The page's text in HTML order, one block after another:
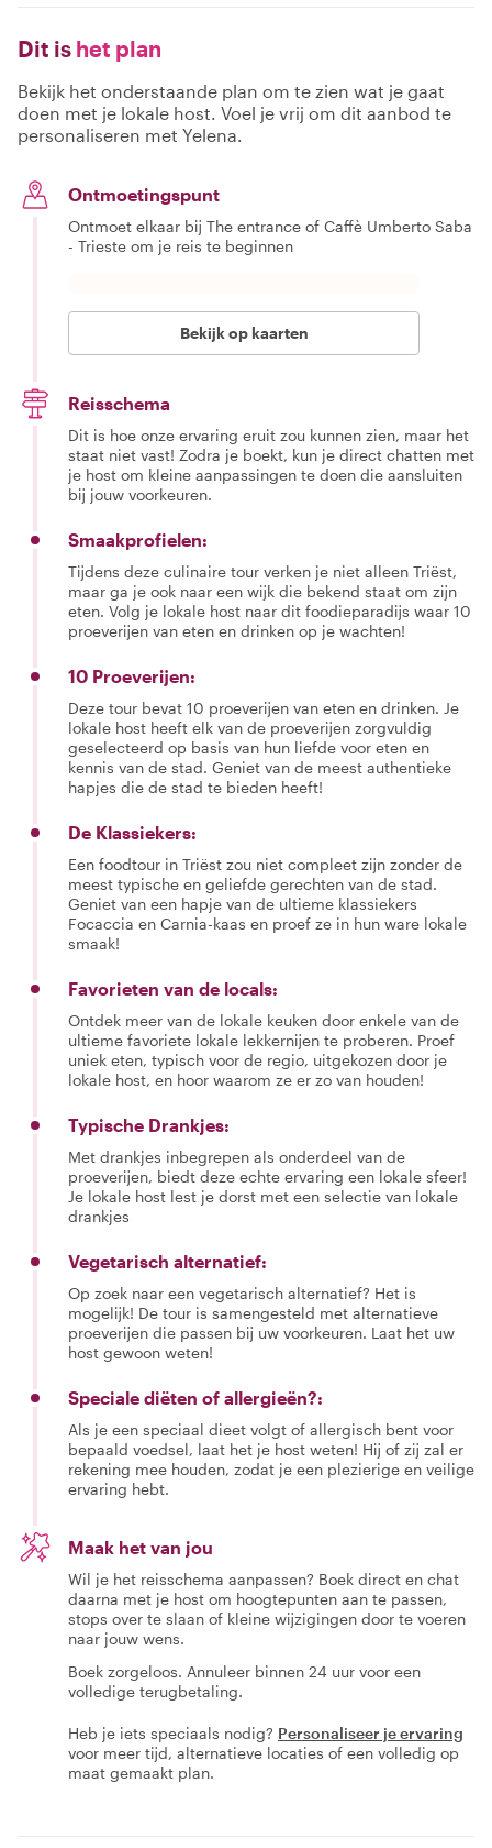
Dit is het plan
Bekijk het onderstaande plan om te zien wat je gaat
doen met je lokale host. Voel je vrij om dit aanbod te
personaliseren met Yelena.
Ontmoetingspunt
Ontmoet elkaar bij The entrance of Caffè Umberto Saba
- Trieste om je reis te beginnen
Bekijk op kaarten
Reisschema
Dit is hoe onze ervaring eruit zou kunnen zien, maar het
staat niet vast! Zodra je boekt, kun je direct chatten met
je host om kleine aanpassingen te doen die aansluiten
bij jouw voorkeuren.
Smaakprofielen:
Tijdens deze culinaire tour verken je niet alleen Triëst,
maar ga je ook naar een wijk die bekend staat om zijn
eten. Volg je lokale host naar dit foodieparadijs waar 10
proeverijen van eten en drinken op je wachten!
10 Proeverijen:
Deze tour bevat 10 proeverijen van eten en drinken. Je
lokale host heeft elk van de proeverijen zorgvuldig
geselecteerd op basis van hun liefde voor eten en
kennis van de stad. Geniet van de meest authentieke
hapjes die de stad te bieden heeft!
De Klassiekers:
Een foodtour in Triëst zou niet compleet zijn zonder de
meest typische en geliefde gerechten van de stad.
Geniet van een hapje van de ultieme klassiekers
Focaccia en Carnia-kaas en proef ze in hun ware lokale
smaak!
Favorieten van de locals:
Ontdek meer van de lokale keuken door enkele van de
ultieme favoriete lokale lekkernijen te proberen. Proef
uniek eten, typisch voor de regio, uitgekozen door je
lokale host, en hoor waarom ze er zo van houden!
Typische Drankjes:
Met drankjes inbegrepen als onderdeel van de
proeverijen, biedt deze echte ervaring een lokale sfeer!
Je lokale host lest je dorst met een selectie van lokale
drankjes
Vegetarisch alternatief:
Op zoek naar een vegetarisch alternatief? Het is
mogelijk! De tour is samengesteld met alternatieve
proeverijen die passen bij uw voorkeuren. Laat het uw
host gewoon weten!
Speciale diëten of allergieën?:
Als je een speciaal dieet volgt of allergisch bent voor
bepaald voedsel, laat het je host weten! Hij of zij zal er
rekening mee houden, zodat je een plezierige en veilige
ervaring hebt.
Maak het van jou
Wil je het reisschema aanpassen? Boek direct en chat
daarna met je host om hoogtepunten aan te passen,
stops over te slaan of kleine wijzigingen door te voeren
naar jouw wens.
Boek zorgeloos. Annuleer binnen 24 uur voor een
volledige terugbetaling.
Heb je iets speciaals nodig? Personaliseer je ervaring
voor meer tijd, alternatieve locaties of een volledig op
maat gemaakt plan.